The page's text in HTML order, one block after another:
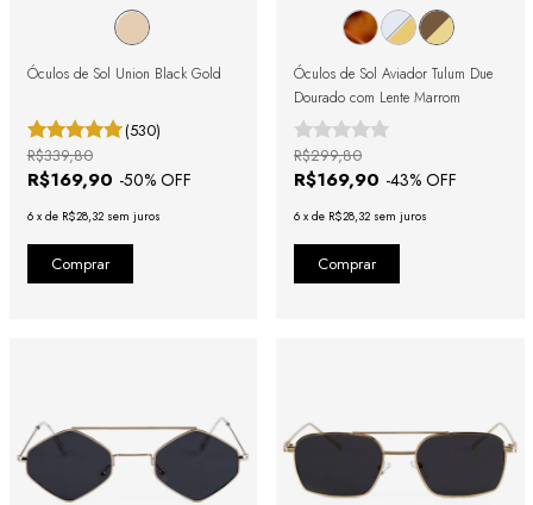
Óculos de Sol Union Black Gold
(530)
R$169,90 -50% OFF
R$339,80
6 x de R$28,32 sem juros
Óculos de Sol Aviador Tulum Due
Dourado com Lente Marrom
R$169,90 -43% OFF
R$299,80
6 x de R$28,32 sem juros